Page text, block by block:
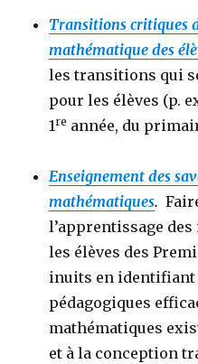
Transitions critiques
mathématique des
les transitions qui
pour les élèves (p.
1re année, du
Enseignement des
mathématiques.
l’apprentissage
les élèves des
inuits en identifiant
pédagogiques
mathématiques
et à la conception